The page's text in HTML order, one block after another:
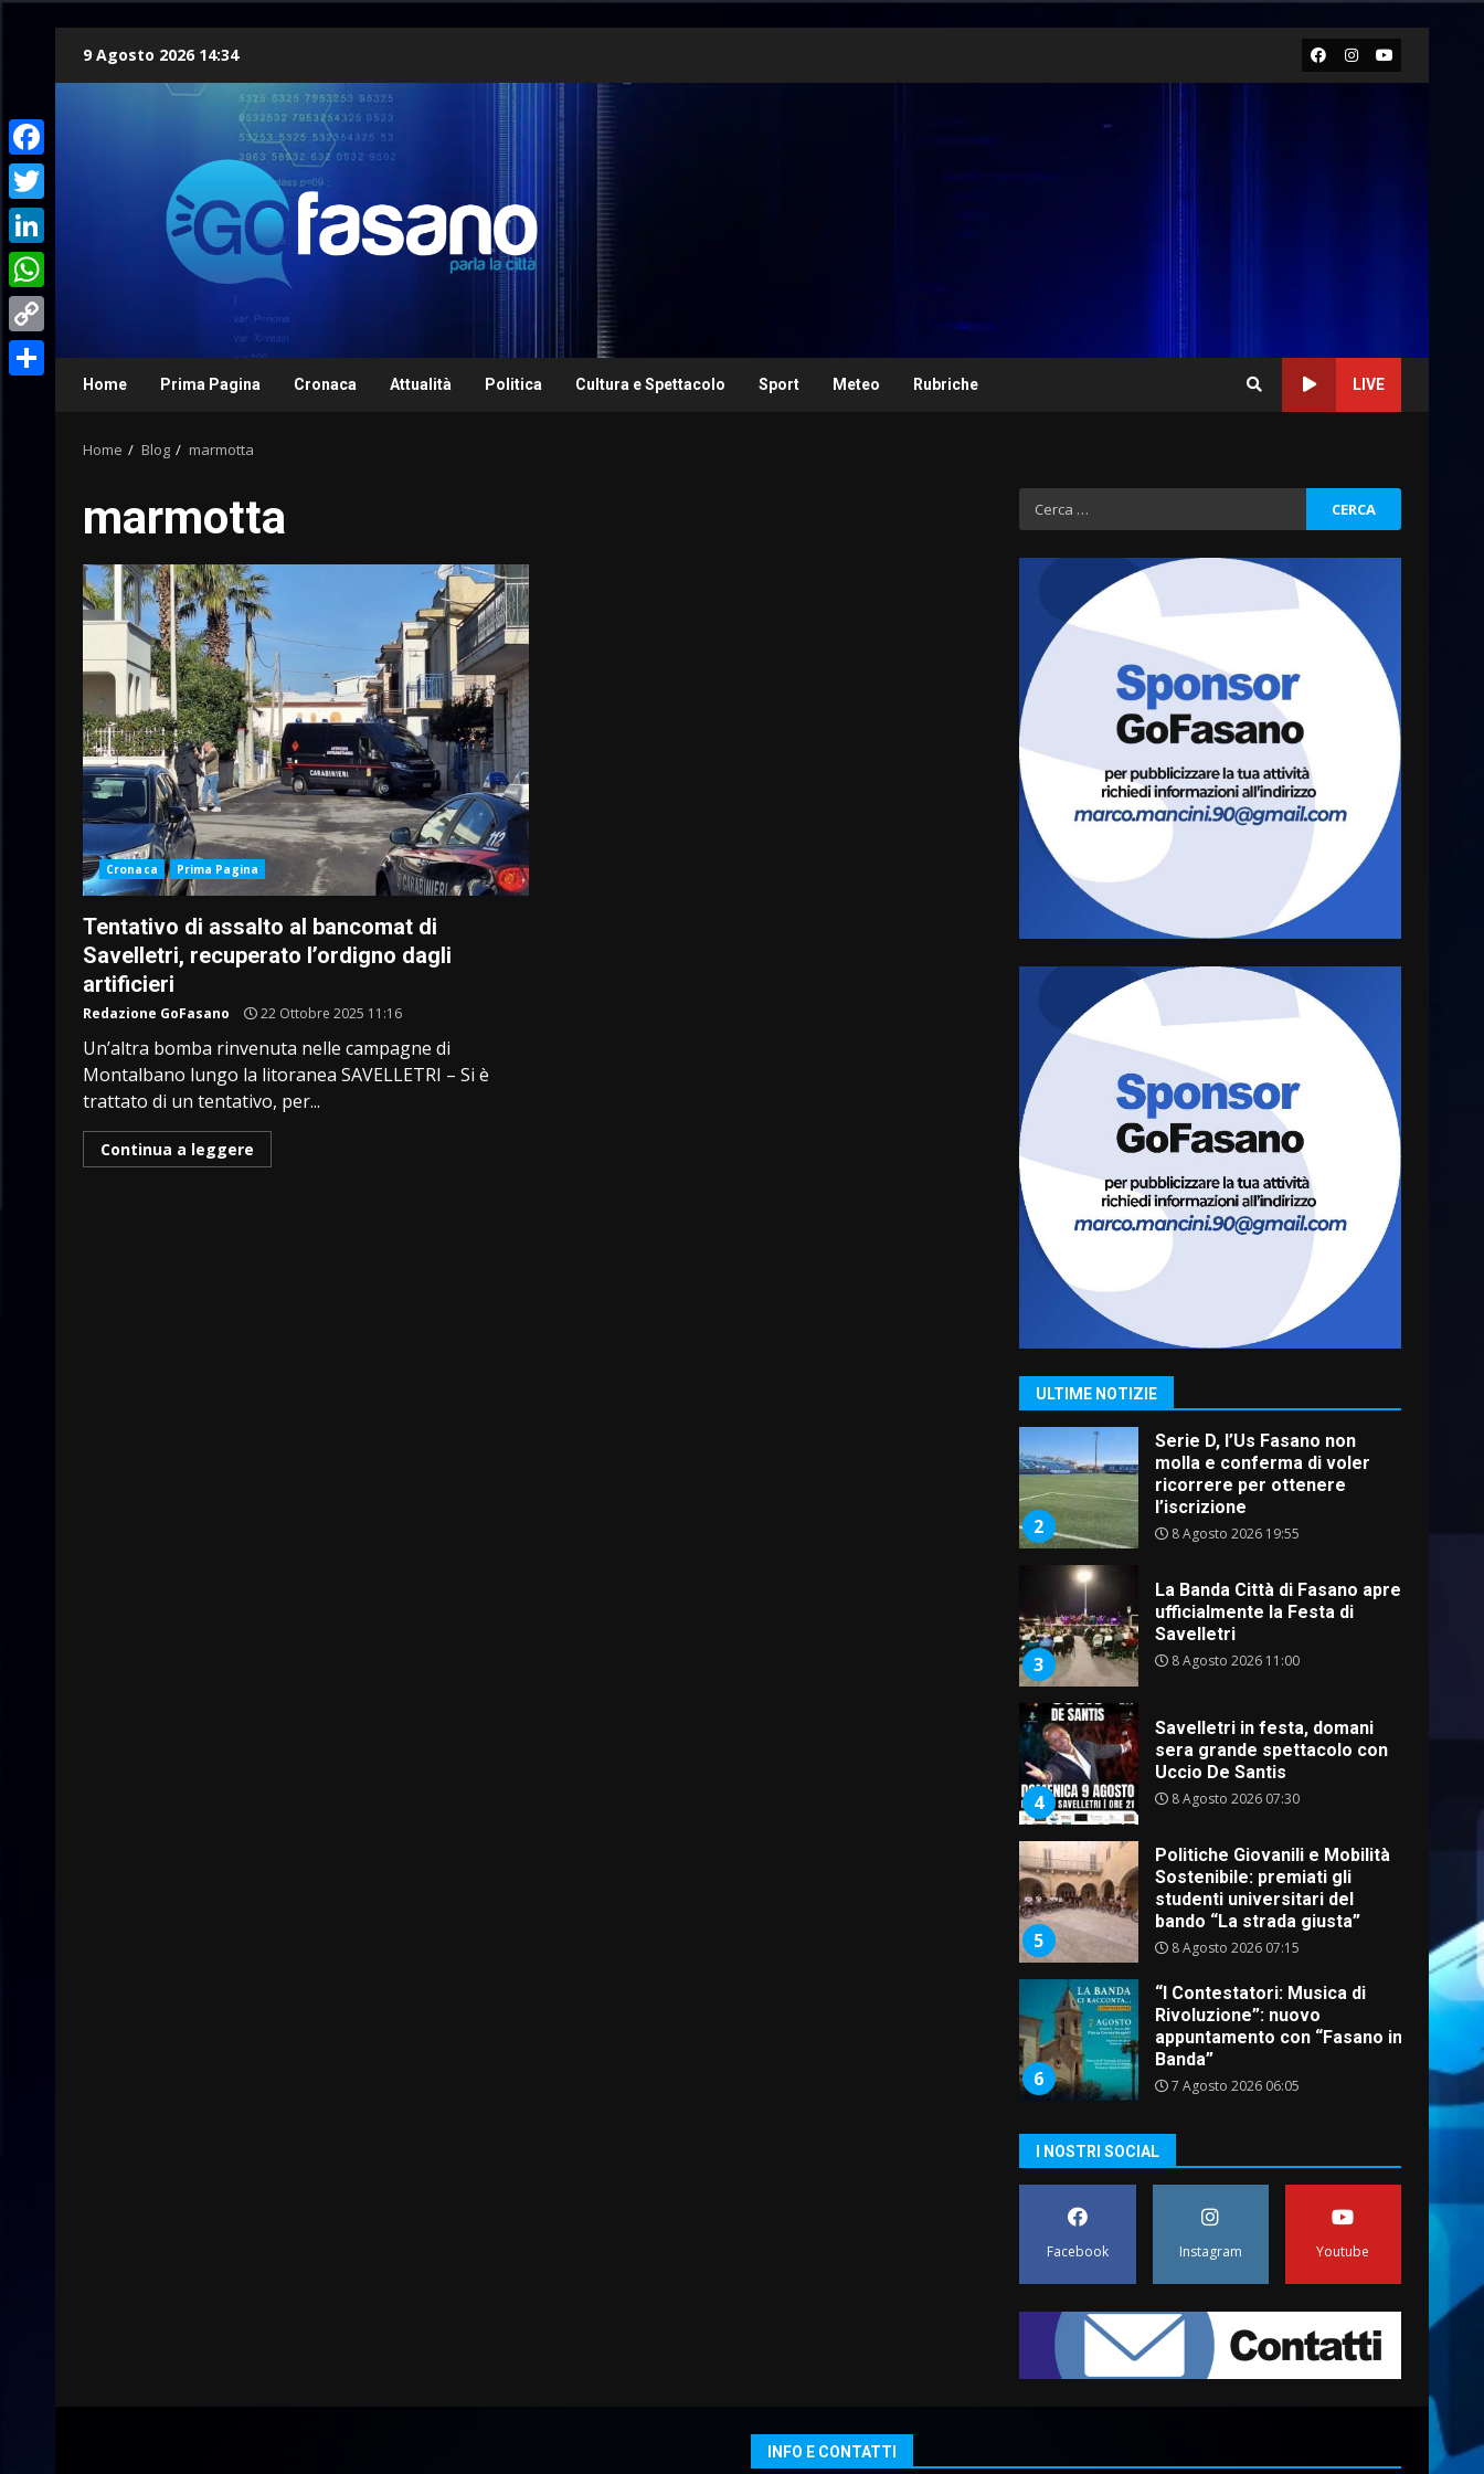
9 Agosto 2026 14:34 Facebook
Instagram
Youtube
Home Prima Pagina Cronaca Attualità Politica Cultura e Spettacolo Sport Meteo Rubriche LIVE
Home Blog marmotta
marmotta
Cronaca Prima Pagina
Tentativo di assalto al bancomat di
Savelletri, recuperato l’ordigno dagli
artificieri
Redazione GoFasano 22 Ottobre 2025 11:16
Un’altra bomba rinvenuta nelle campagne di
Montalbano lungo la litoranea SAVELLETRI – Si è
trattato di un tentativo, per...
Continua a leggere
Ricerca
per:
ULTIME NOTIZIE
La Banda Città di Fasano apre
ufficialmente la Festa di
Savelletri
8 Agosto 2026 11:00
4
Savelletri in festa, domani
sera grande spettacolo con
Uccio De Santis
5
Politiche Giovanili e Mobilità
Sostenibile: premiati gli
studenti universitari del
8 Agosto 2026 07:15
“I Contestatori: Musica di
appuntamento con “Fasano in
Banda”
7 Agosto 2026 06:05
7
US Fasano, Scianaro:
“Profonda amarezza per
esclusione dal campionato di
calcio”
7 Agosto 2026 06:00
1
Grande successo per la
“Sagra del Pesce Spada” a
2
Serie D, l’Us Fasano non
molla e conferma di voler
ricorrere per ottenere
l’iscrizione
8 Agosto 2026 19:55
3
La Banda Città di Fasano apre
ufficialmente la Festa di
Savelletri
8 Agosto 2026 11:00
4
Savelletri in festa, domani
sera grande spettacolo con
Uccio De Santis
8 Agosto 2026 07:30
5
Politiche Giovanili e Mobilità
Sostenibile: premiati gli
studenti universitari del
bando “La strada giusta”
8 Agosto 2026 07:15
6
“I Contestatori: Musica di
Rivoluzione”: nuovo
appuntamento con “Fasano in
Banda”
7 Agosto 2026 06:05
US Fasano, Scianaro:
“Profonda amarezza per
7 Agosto 2026 06:00
Grande successo per la
Savelletri
9 Agosto 2026 07:32
I NOSTRI SOCIAL
Facebook Instagram Youtube
INFO E CONTATTI
Facebook
Twitter
LinkedIn
WhatsApp
Copy